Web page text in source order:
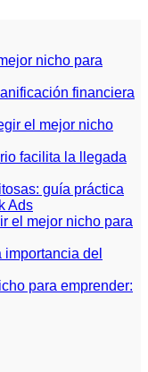
nicho para
financiera
el mejor nicho
facilita la llegada
guía práctica
Ads
el mejor nicho para
del
para emprender: